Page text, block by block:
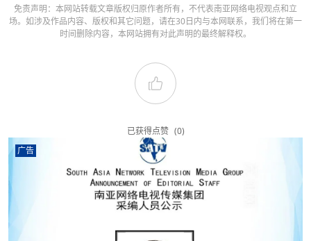
免责声明：本网站转载文章版权归原作者所有，不代表南亚网络电视观点和立
场。如涉及作品内容、版权和其它问题，请在30日内与本网联系，我们将在第一
时间删除内容，本网站拥有对此声明的最终解释权。
已获得点赞 (0)
广告